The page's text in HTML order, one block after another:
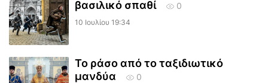
βασιλικό σπαθί
0
10 Ιουλίου 19:34
Το ράσο από το ταξιδιωτικό
μανδύα
0